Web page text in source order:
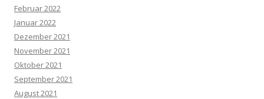
Februar 2022
Januar 2022
Dezember 2021
November 2021
Oktober 2021
September 2021
August 2021